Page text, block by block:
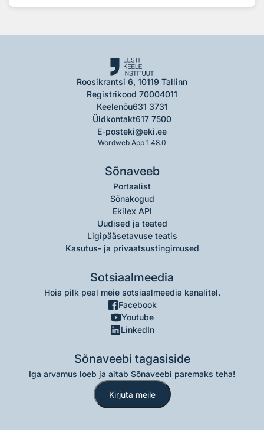
Roosikrantsi 6, 10119 Tallinn
Registrikood 70004011
Keelenõu631 3731
Üldkontakt617 7500
E-posteki@eki.ee
Wordweb App 1.48.0
Sõnaveeb
Portaalist
Sõnakogud
Ekilex API
Uudised ja teated
Ligipääsetavuse teatis
Kasutus- ja privaatsustingimused
Sotsiaalmeedia
Hoia pilk peal meie sotsiaalmeedia kanalitel.
Facebook
Youtube
LinkedIn
Sõnaveebi tagasiside
Iga arvamus loeb ja aitab Sõnaveebi paremaks teha!
Kirjuta meile